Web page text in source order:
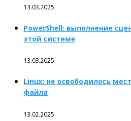
13.03.2025
PowerShell: выполнение
этой системе
13.03.2025
Linux: не освободилось
файла
13.02.2025